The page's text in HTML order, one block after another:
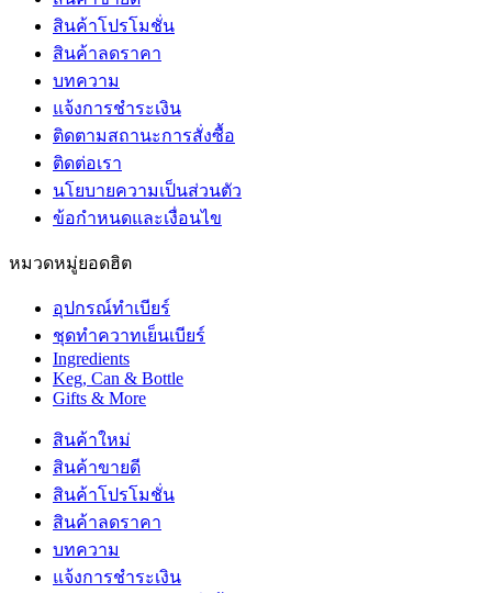
สินค้าโปรโมชั่น
สินค้าลดราคา
บทความ
แจ้งการชำระเงิน
ติดตามสถานะการสั่งซื้อ
ติดต่อเรา
นโยบายความเป็นส่วนตัว
ข้อกำหนดและเงื่อนไข
หมวดหมู่ยอดฮิต
อุปกรณ์ทำเบียร์
ชุดทำควาทเย็นเบียร์
Ingredients
Keg, Can & Bottle
Gifts & More
สินค้าใหม่
สินค้าขายดี
สินค้าโปรโมชั่น
สินค้าลดราคา
บทความ
แจ้งการชำระเงิน